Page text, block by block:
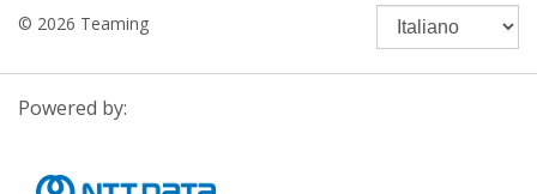
© 2026 Teaming
Powered by: